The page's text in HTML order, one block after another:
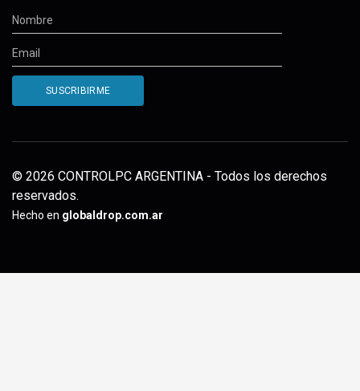
© 2026 CONTROLPC ARGENTINA - Todos los derechos
reservados.
Hecho en globaldrop.com.ar